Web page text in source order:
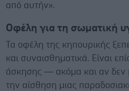
από αυτήν».
Οφέλη για τη σωματική
Τα οφέλη της κηπουρικής
και συναισθηματικά. Είναι
άσκησης — ακόμα και αν δεν
την αίσθηση μιας